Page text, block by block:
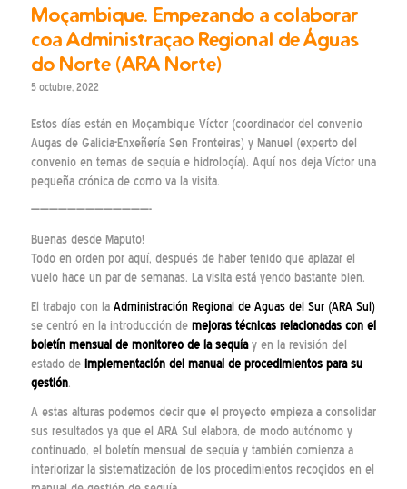
Moçambique. Empezando a colaborar
coa Administraçao Regional de Águas
do Norte (ARA Norte)
5 octubre, 2022
Estos días están en Moçambique Víctor (coordinador del convenio
Augas de Galicia-Enxeñería Sen Fronteiras) y Manuel (experto del
convenio en temas de sequía e hidrología). Aquí nos deja Víctor una
pequeña crónica de como va la visita.
—————————————-
Buenas desde Maputo!
Todo en orden por aquí, después de haber tenido que aplazar el
vuelo hace un par de semanas. La visita está yendo bastante bien.
El trabajo con la Administración Regional de Aguas del Sur (ARA Sul)
se centró en la introducción de mejoras técnicas relacionadas con el
boletín mensual de monitoreo de la sequíay en la revisión del
estado de implementación del manual de procedimientos para su
gestión.
A estas alturas podemos decir que el proyecto empieza a consolidar
sus resultados ya que el ARA Sul elabora, de modo autónomo y
continuado, el boletín mensual de sequía y también comienza a
interiorizar la sistematización de los procedimientos recogidos en el